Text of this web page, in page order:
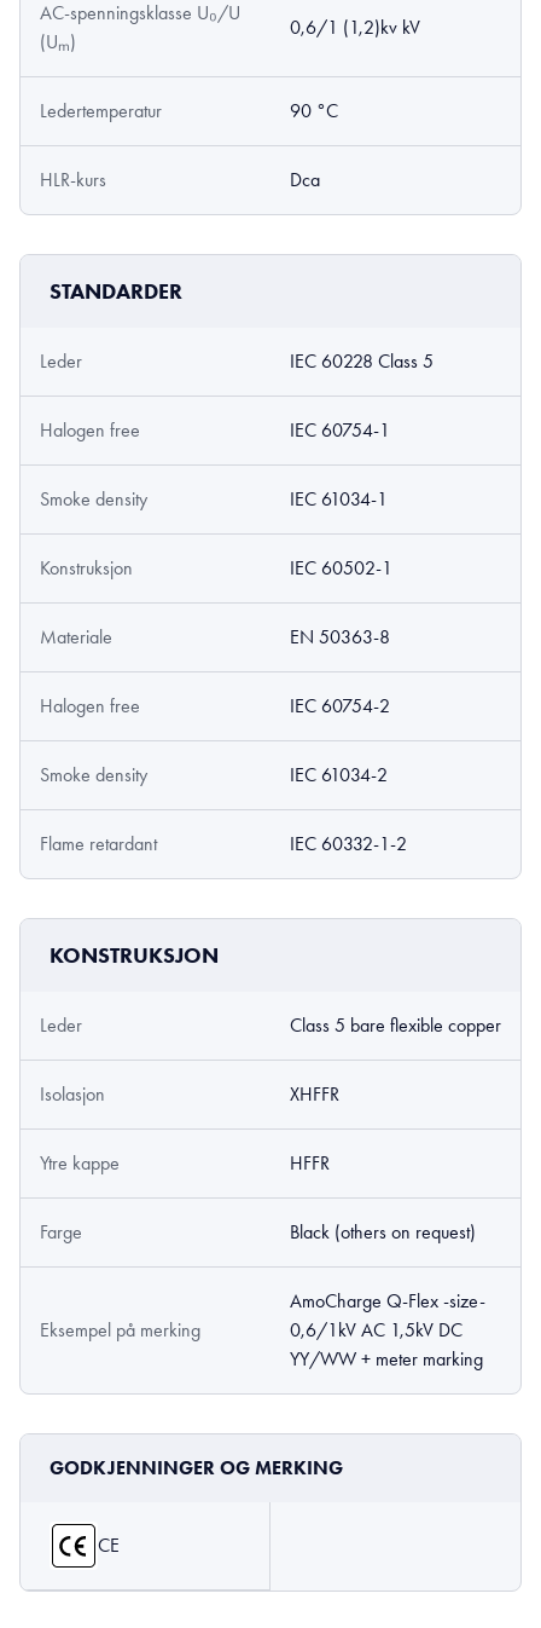
AC-spenningsklasse U₀/U
(Uₘ)
0,6/1 (1,2)kv kV
Ledertemperatur 90 °C
HLR-kurs Dca
STANDARDER
Leder IEC 60228 Class 5
Halogen free IEC 60754-1
Smoke density IEC 61034-1
Konstruksjon IEC 60502-1
Materiale EN 50363-8
Halogen free IEC 60754-2
Smoke density IEC 61034-2
Flame retardant IEC 60332-1-2
KONSTRUKSJON
Leder Class 5 bare flexible copper
Isolasjon XHFFR
Ytre kappe HFFR
Farge Black (others on request)
Eksempel på merking
AmoCharge Q-Flex -size-
0,6/1kV AC 1,5kV DC
YY/WW + meter marking
GODKJENNINGER OG MERKING
CE